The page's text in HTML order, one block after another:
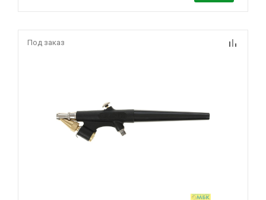
Под заказ